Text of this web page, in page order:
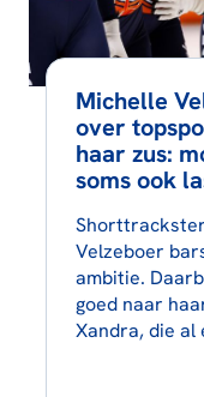
Michelle
over
haar zus:
soms ook
Velzeboer
ambitie.
goed naar
Xandra, die al